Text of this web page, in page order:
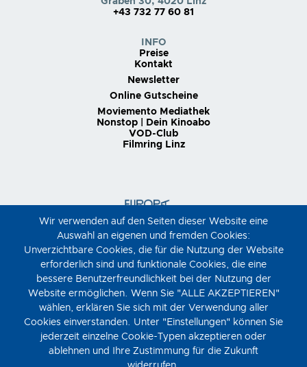
+43 732 77 60 81
INFO
Preise
Kontakt
Newsletter
Online Gutscheine
Moviemento Mediathek
Nonstop | Dein Kinoabo
VOD-Club
Filmring Linz
Wir verwenden auf den Seiten dieser Website eine
Auswahl an eigenen und fremden Cookies:
Unverzichtbare Cookies, die für die Nutzung der Website
erforderlich sind und funktionale Cookies, die eine
bessere Benutzerfreundlichkeit bei der Nutzung der
Website ermöglichen. Wenn Sie "ALLE AKZEPTIEREN"
wählen, erklären Sie sich mit der Verwendung aller
Cookies einverstanden. Unter "Einstellungen" können Sie
jederzeit einzelne Cookie-Typen akzeptieren oder
ablehnen und Ihre Zustimmung für die Zukunft